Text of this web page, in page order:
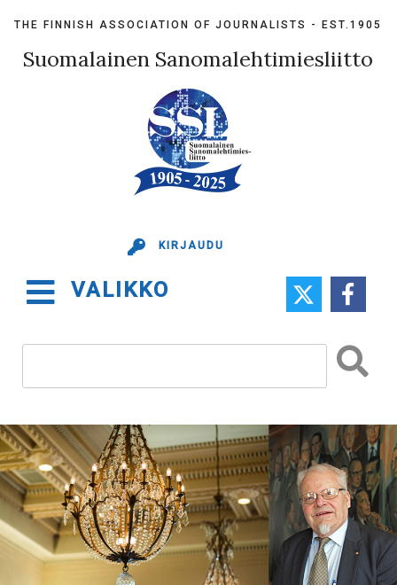
content
THE FINNISH ASSOCIATION OF JOURNALISTS - EST.1905
Suomalainen Sanomalehtimiesliitto
KIRJAUDU
VALIKKO